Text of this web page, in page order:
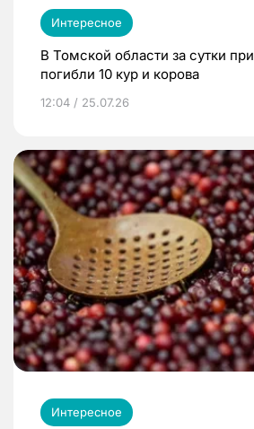
Интересное
В Томской области за сутки
погибли 10 кур и корова
12:04 / 25.07.26
Интересное